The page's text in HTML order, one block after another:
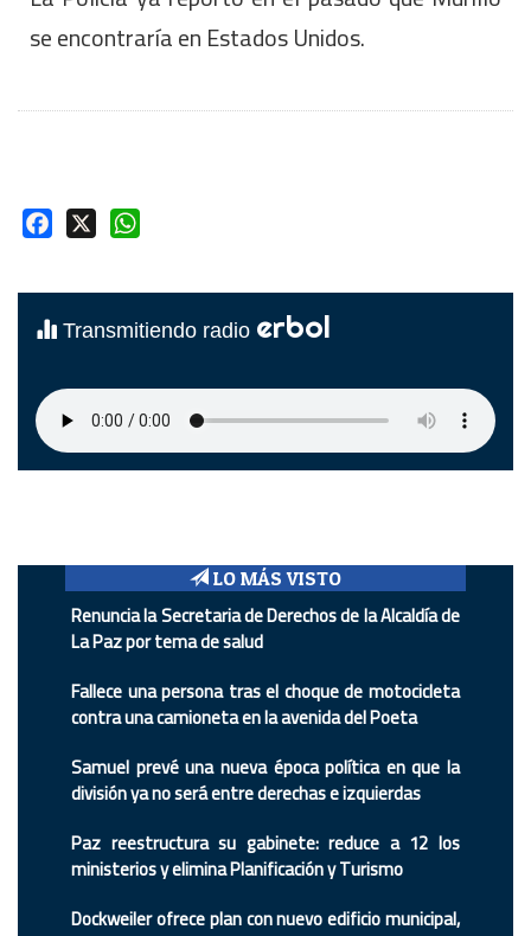
se encontraría en Estados Unidos.
Facebook
Transmitiendo radio erbol
LO MÁS VISTO
Renuncia la Secretaria de Derechos de la Alcaldía de
La Paz por tema de salud
Fallece una persona tras el choque de motocicleta
contra una camioneta en la avenida del Poeta
Samuel prevé una nueva época política en que la
división ya no será entre derechas e izquierdas
Paz reestructura su gabinete: reduce a 12 los
ministerios y elimina Planificación y Turismo
Dockweiler ofrece plan con nuevo edificio municipal,